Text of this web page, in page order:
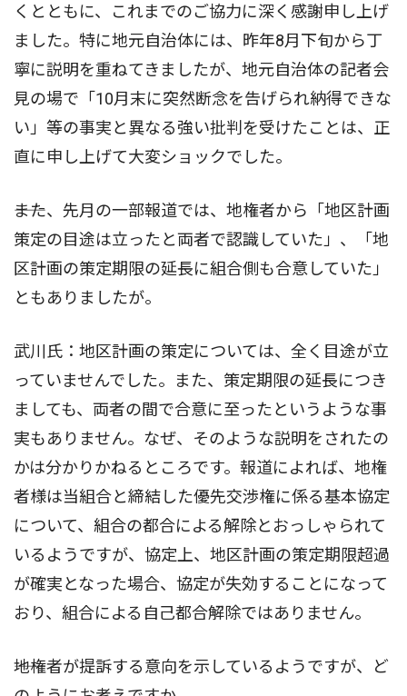
くとともに、これまでのご協力に深く感謝申し上げ
ました。特に地元自治体には、昨年8月下旬から丁
寧に説明を重ねてきましたが、地元自治体の記者会
見の場で「10月末に突然断念を告げられ納得できな
い」等の事実と異なる強い批判を受けたことは、正
直に申し上げて大変ショックでした。
――また、先月の一部報道では、地権者から「地区計画
策定の目途は立ったと両者で認識していた」、「地
区計画の策定期限の延長に組合側も合意していた」
ともありましたが。
武川氏：地区計画の策定については、全く目途が立
っていませんでした。また、策定期限の延長につき
ましても、両者の間で合意に至ったというような事
実もありません。なぜ、そのような説明をされたの
かは分かりかねるところです。報道によれば、地権
者様は当組合と締結した優先交渉権に係る基本協定
について、組合の都合による解除とおっしゃられて
いるようですが、協定上、地区計画の策定期限超過
が確実となった場合、協定が失効することになって
おり、組合による自己都合解除ではありません。
――地権者が提訴する意向を示しているようですが、ど